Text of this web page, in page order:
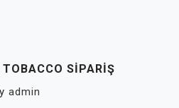
SIPARIŞ
admin